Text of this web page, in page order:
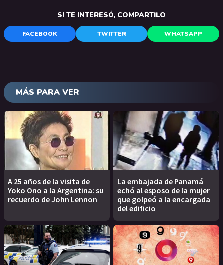
SI TE INTERESÓ, COMPARTILO
FACEBOOK TWITTER WHATSAPP
MÁS PARA VER
A 25 años de la visita de
Yoko Ono a la Argentina: su
recuerdo de John Lennon
La embajada de Panamá
echó al esposo de la mujer
que golpeó a la encargada
del edificio